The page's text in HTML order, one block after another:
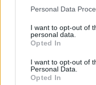
Please note that this
not limited to your visit
grant or deny consent to
use your data for below
consent section.
Personal Data
I want to opt-out of
personal data.
Opted In
I want to opt-out of
Personal Data.
Opted In
Δανάη Παππά,
Τσορτέκης,
Καραμίχος,
Κωνσταντίνος
Μουκίου, Γιάννης